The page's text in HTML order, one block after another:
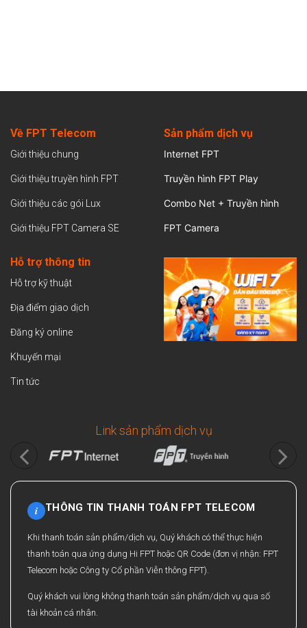
Về FPT Telecom
Giới thiệu chung
Giới thiệu truyền hình FPT
Giới thiệu các gói Lux
Giới thiệu FPT Camera SE
Sản phẩm dịch vụ
Internet FPT
Truyền hình FPT Play
Combo Net + Truyền hình
FPT Camera
Hỗ trợ thông tin
Hỗ trợ kỹ thuật
Địa điểm giao dịch
Đăng ký online
Khuyến mại
Tin tức
Link sản phẩm dịch vụ
i THÔNG TIN THANH TOÁN FPT TELECOM
Khi thanh toán sản phẩm/dịch vụ, Quý khách có thể thực hiện
thanh toán qua ứng dụng Hi FPT hoặc QR Code (đơn vị nhận: FPT
Telecom hoặc Công ty Cổ phần Viễn thông FPT).
Quý khách vui lòng không thanh toán sản phẩm/dịch vụ qua số
tài khoản cá nhân.